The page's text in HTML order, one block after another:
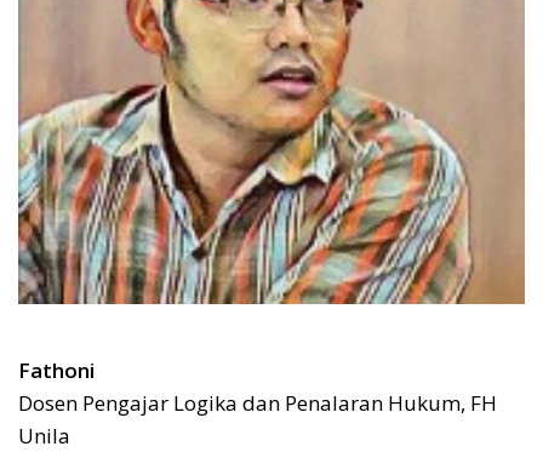
Fathoni
Dosen Pengajar Logika dan Penalaran Hukum, FH
Unila